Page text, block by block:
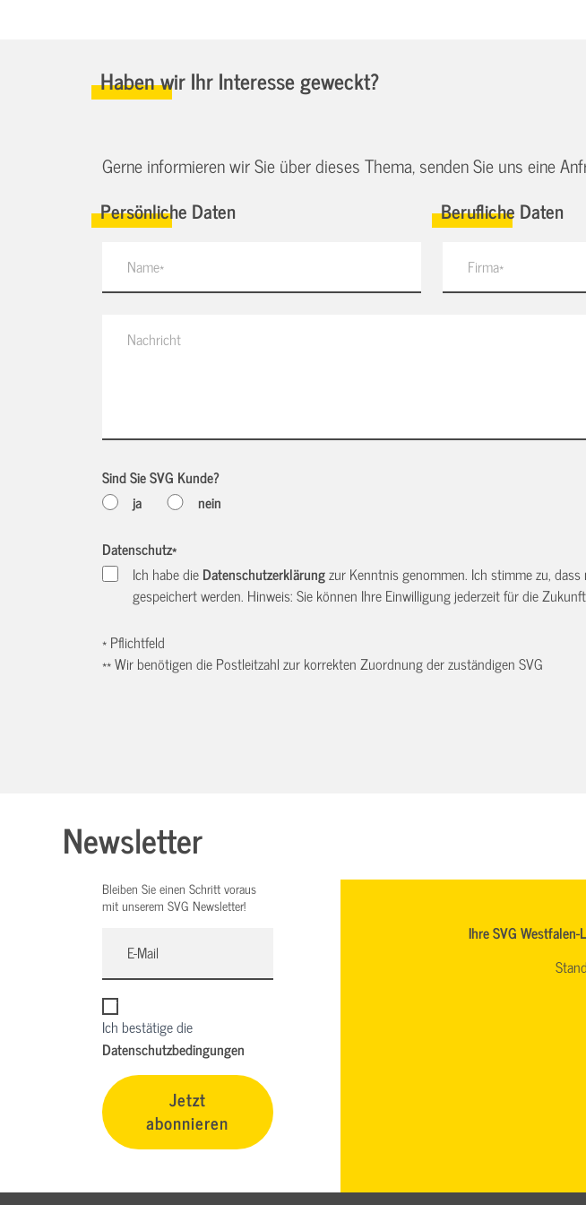
Haben wir Ihr Interesse geweckt?
Gerne informieren wir Sie über dieses Thema, senden Sie uns eine
Persönliche Daten Berufliche Daten
Sind Sie SVG Kunde?
ja
nein
Datenschutz*
Ich habe dieDatenschutzerklärungzur Kenntnis genommen. Ich stimme zu,
gespeichert werden. Hinweis: Sie können Ihre Einwilligung jederzeit für die
* Pflichtfeld
** Wir benötigen die Postleitzahl zur korrekten Zuordnung der zuständigen SVG
Newsletter
Bleiben Sie einen Schritt voraus
mit unserem SVG Newsletter!
Ich bestätige die
Datenschutzbedingungen
Jetzt
abonnieren
Ihre SVG Westfalen-